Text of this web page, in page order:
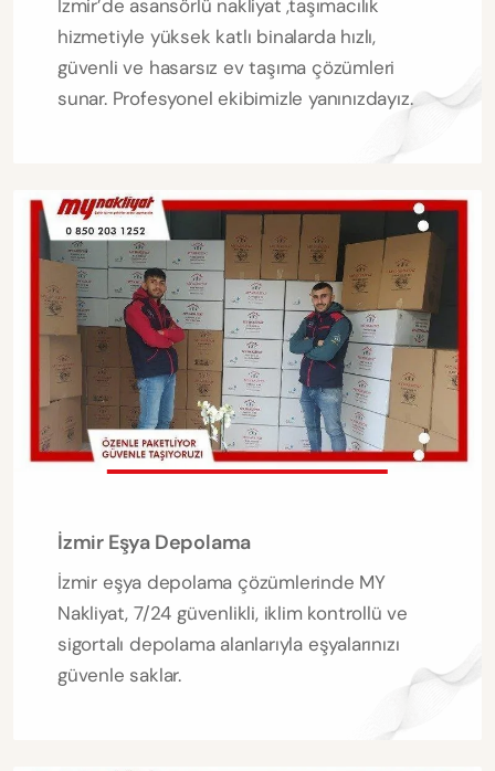
İzmir’de asansörlü nakliyat ,taşımacılık
hizmetiyle yüksek katlı binalarda hızlı,
güvenli ve hasarsız ev taşıma çözümleri
sunar. Profesyonel ekibimizle yanınızdayız.
İzmir Eşya Depolama
İzmir eşya depolama çözümlerinde MY
Nakliyat, 7/24 güvenlikli, iklim kontrollü ve
sigortalı depolama alanlarıyla eşyalarınızı
güvenle saklar.